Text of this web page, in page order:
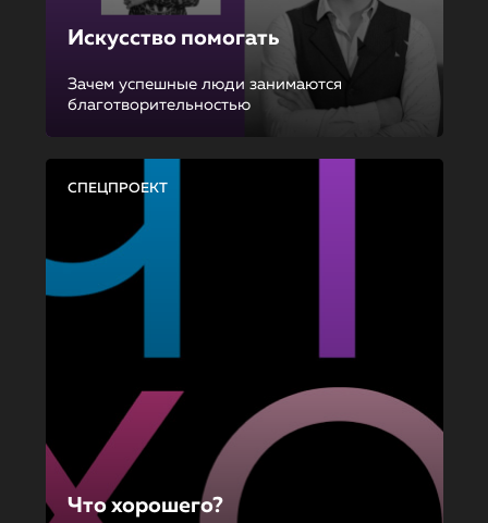
Искусство помогать
Зачем успешные люди занимаются
благотворительностью
СПЕЦПРОЕКТ
Что хорошего?